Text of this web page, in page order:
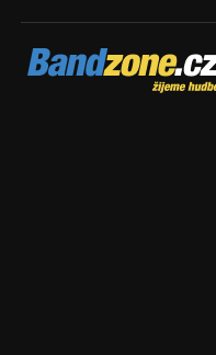
Bandzone.cz
žijeme hudbou